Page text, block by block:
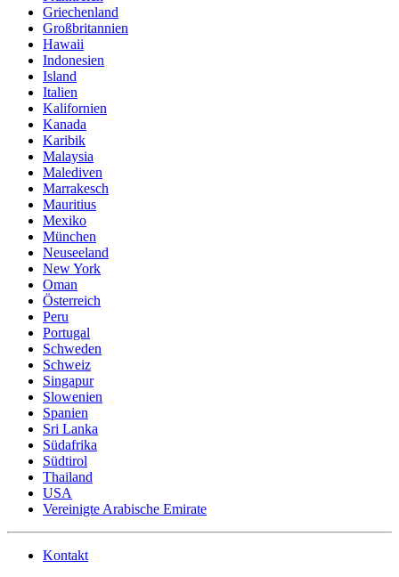
Griechenland
Großbritannien
Hawaii
Indonesien
Island
Italien
Kalifornien
Kanada
Karibik
Malaysia
Malediven
Marrakesch
Mauritius
Mexiko
München
Neuseeland
New York
Oman
Österreich
Peru
Portugal
Schweden
Schweiz
Singapur
Slowenien
Spanien
Sri Lanka
Südafrika
Südtirol
Thailand
USA
Vereinigte Arabische Emirate
Kontakt